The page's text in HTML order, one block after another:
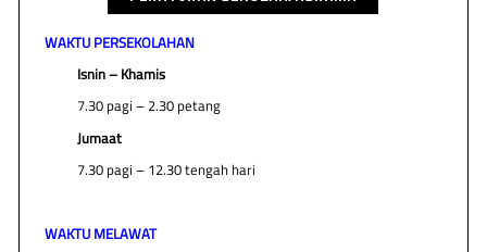
WAKTU PERSEKOLAHAN
Isnin – Khamis
7.30 pagi – 2.30 petang
Jumaat
7.30 pagi – 12.30 tengah hari
WAKTU MELAWAT